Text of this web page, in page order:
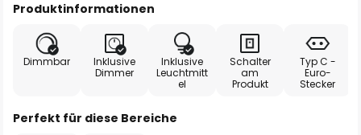
Produktinformationen
Dimmbar
Inklusive
Dimmer
Inklusive
Leuchtmitt
el
Schalter
am
Produkt
Typ C -
Euro-
Stecker
Perfekt für diese Bereiche